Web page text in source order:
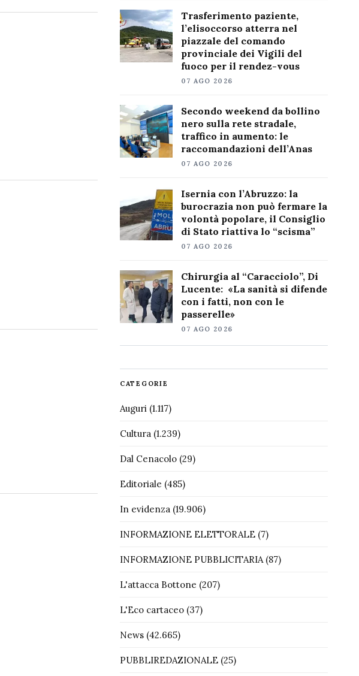
Trasferimento paziente,
l’elisoccorso atterra nel
piazzale del comando
provinciale dei Vigili del
fuoco per il rendez-vous
07 AGO 2026
Secondo weekend da bollino
nero sulla rete stradale,
traffico in aumento: le
raccomandazioni dell’Anas
07 AGO 2026
Isernia con l’Abruzzo: la
burocrazia non può fermare la
volontà popolare, il Consiglio
di Stato riattiva lo “scisma”
07 AGO 2026
Chirurgia al “Caracciolo”, Di
Lucente: «La sanità si difende
con i fatti, non con le
passerelle»
07 AGO 2026
CATEGORIE
Auguri(1.117)
Cultura(1.239)
Dal Cenacolo(29)
Editoriale (485)
In evidenza(19.906)
INFORMAZIONE ELETTORALE(7)
INFORMAZIONE PUBBLICITARIA(87)
L'attacca Bottone (207)
L'Eco cartaceo(37)
News(42.665)
PUBBLIREDAZIONALE(25)